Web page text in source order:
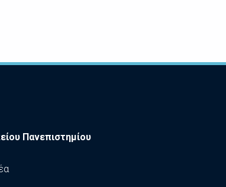
Πανεπιστημίου